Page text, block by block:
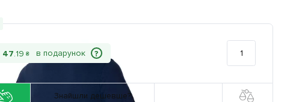
47.19 ₴ ?
Знайшли дешевше?